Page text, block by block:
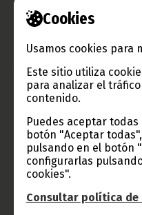
Cookies
Usamos cookies para
Este sitio utiliza
para analizar el
contenido.
Puedes aceptar
botón "Aceptar
pulsando en el botón
configurarlas
cookies".
Consultar política de
Fundador del PDGE y
clausuró el Consejo de
Guinea Ecuatorial.
Oficina de Información y
Aviso: La reproducción
imágenes que lo
lugar, con la mención de
(Oficina de Información y